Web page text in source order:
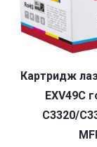
Картридж
EXV49C
C3320/